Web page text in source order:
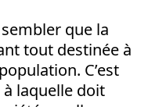
que la
tout destinée à
C’est
laquelle doit